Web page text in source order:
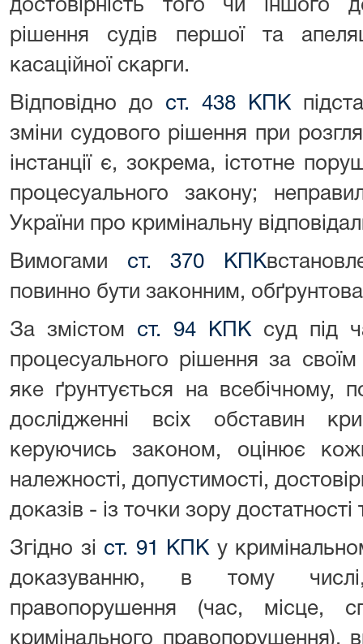
достовірність того чи іншого
рішення судів першої та
касаційної скарги.
Відповідно до ст. 438 КПК
зміни судового рішення при
інстанції є, зокрема, істотне
процесуального закону;
України про кримінальну
Вимогами ст. 370 КПК
повинно бути законним,
За змістом ст. 94 КПКсуд під
процесуального рішення за
яке ґрунтується на всебічному,
дослідженні всіх обставин
керуючись законом, оцінює
належності, допустимості,
доказів - із точки зору
Згідно зі ст. 91 КПКу
доказуванню, в тому
правопорушення (час, місце,
кримінального правопорушення),